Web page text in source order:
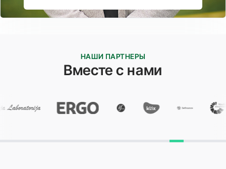
НАШИ ПАРТНЕРЫ
Вместе с нами